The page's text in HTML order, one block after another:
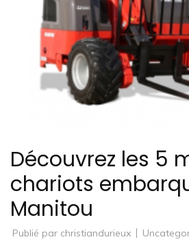
Découvrez les 5
chariots
Manitou
Publié par christiandurieux